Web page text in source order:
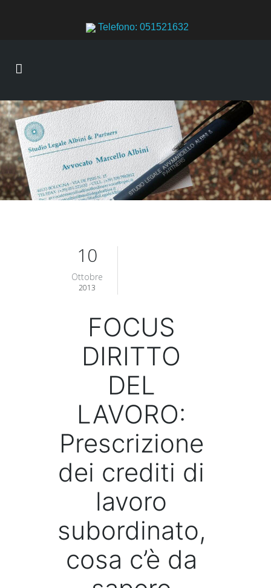
Telefono: 051521632
10
Ottobre
2013
FOCUS
DIRITTO
DEL
LAVORO:
Prescrizione
dei crediti di
lavoro
subordinato,
cosa c’è da